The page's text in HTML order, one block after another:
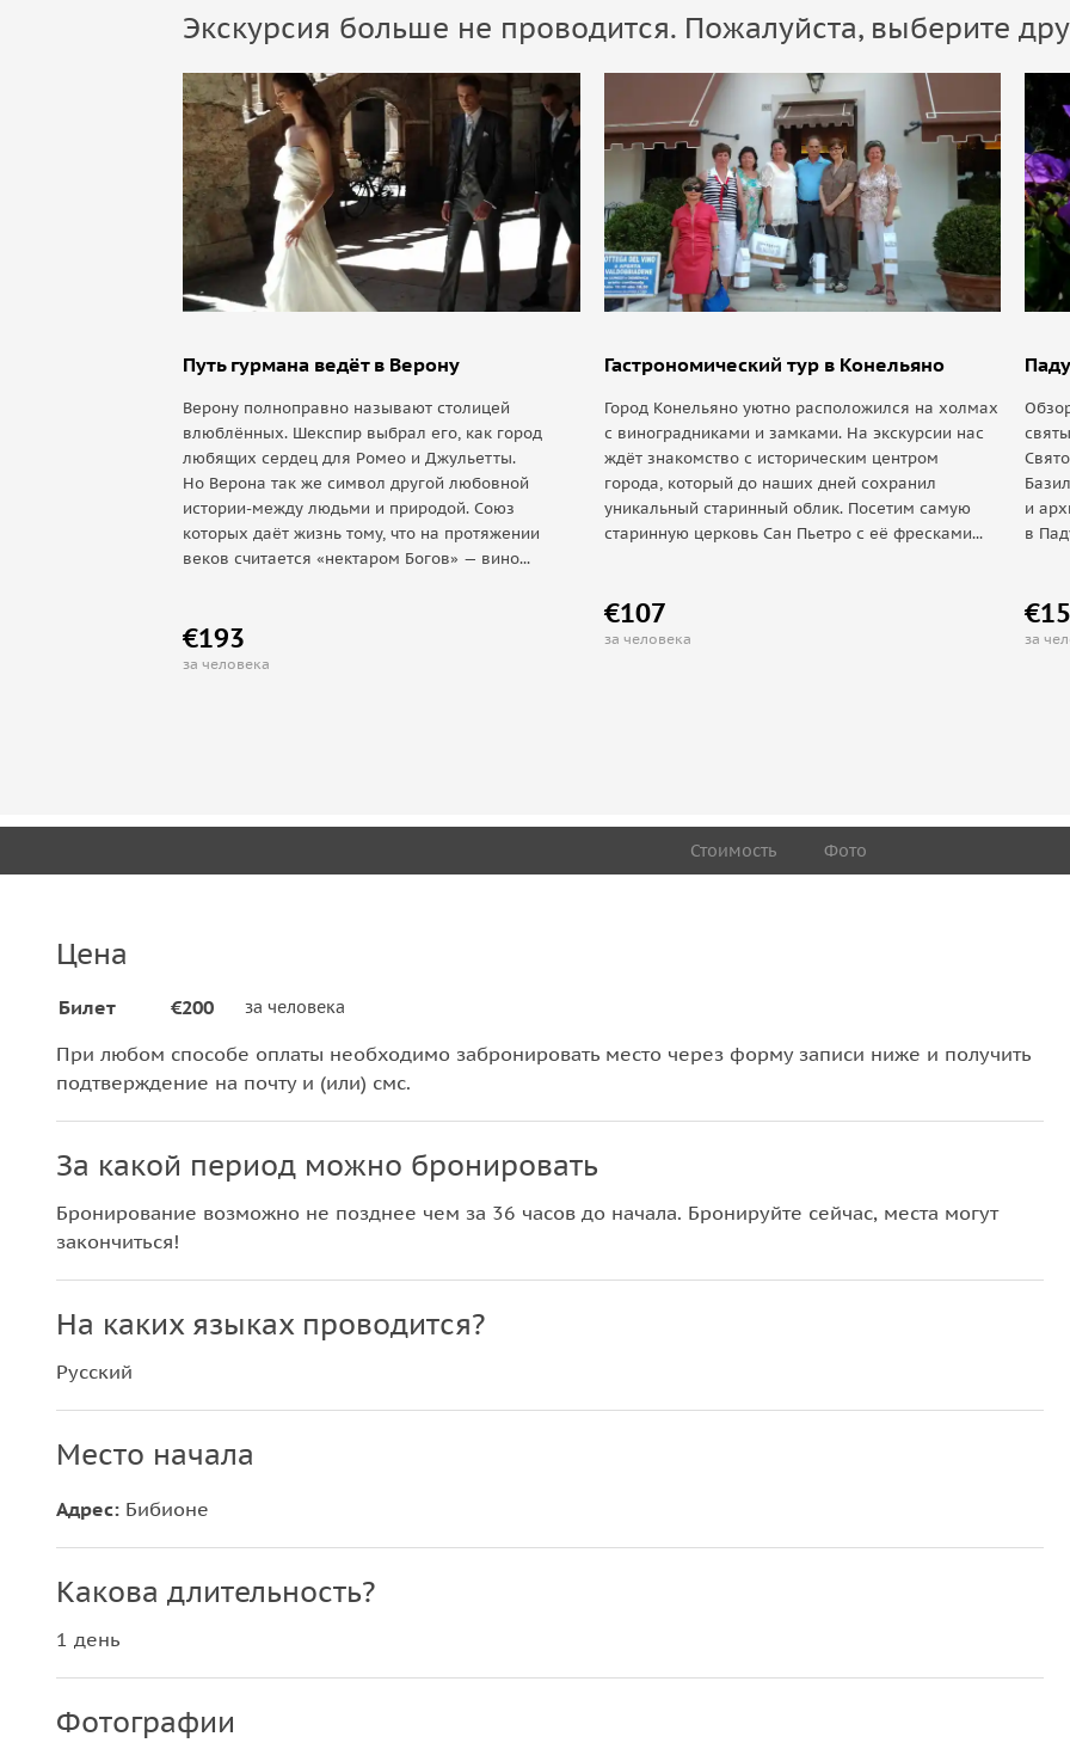
Экскурсия больше не проводится. Пожалуйста, выберите
Путь гурмана ведёт в Верону
Верону полноправно называют столицей
влюблённых. Шекспир выбрал его, как город
любящих сердец для Ромео и Джульетты.
Но Верона так же символ другой любовной
истории-между людьми и природой. Союз
которых даёт жизнь тому, что на протяжении
веков считается «нектаром Богов» — вино...
€193
за человека
Гастрономический тур в Конельяно
Город Конельяно уютно расположился на холмах
с виноградниками и замками. На экскурсии нас
ждёт знакомство с историческим центром
города, который до наших дней сохранил
уникальный старинный облик. Посетим самую
старинную церковь Сан Пьетро с её фресками...
€107
за человека
и
в
за
Стоимость Фото
Цена
Билет €200 за человека
При любом способе оплаты необходимо забронировать место через форму записи ниже и получить
подтверждение на почту и (или) смс.
За какой период можно бронировать
Бронирование возможно не позднее чем за 36 часов до начала. Бронируйте сейчас, места могут
закончиться!
На каких языках проводится?
Русский
Место начала
Адрес: Бибионе
Какова длительность?
1 день
Фотографии